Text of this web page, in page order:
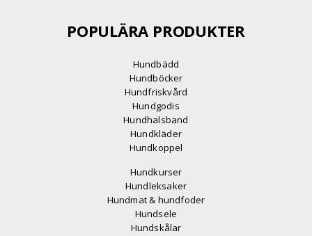
POPULÄRA PRODUKTER
Hundbädd
Hundböcker
Hundfriskvård
Hundgodis
Hundhalsband
Hundkläder
Hundkoppel
Hundkurser
Hundleksaker
Hundmat & hundfoder
Hundsele
Hundskålar